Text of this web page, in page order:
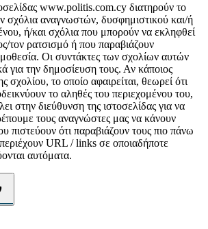
www.politis.com.cy διατηρούν το
σχόλια αναγνωστών, δυσφημιστικού και/ή
ή/και σχόλια που μπορούν να εκληφθεί
τον ρατσισμό ή που παραβιάζουν
Οι συντάκτες των σχολίων αυτών
για την δημοσίευση τους. Αν κάποιος
σχολίου, το οποίο αφαιρείται, θεωρεί ότι
το αληθές του περιεχομένου του,
στην διεύθυνση της ιστοσελίδας για να
τους αναγνώστες μας να κάνουν
πιστεύουν ότι παραβιάζουν τους πιο πάνω
URL / links σε οποιαδήποτε
αυτόματα.